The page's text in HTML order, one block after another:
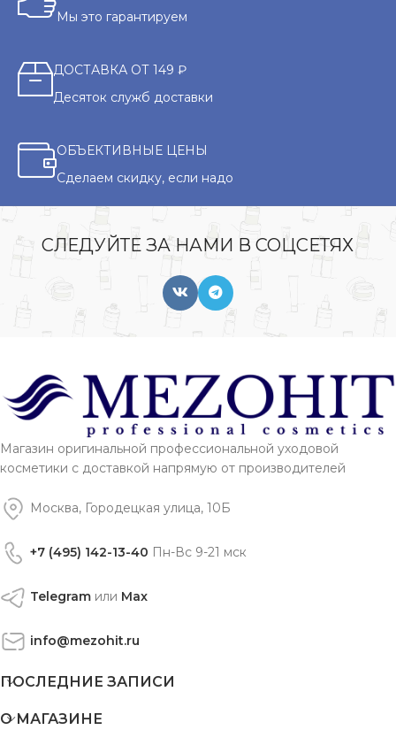
Мы это гарантируем
ДОСТАВКА ОТ 149 ₽
Десяток служб доставки
ОБЪЕКТИВНЫЕ ЦЕНЫ
Сделаем скидку, если надо
СЛЕДУЙТЕ ЗА НАМИ В СОЦСЕТЯХ
Магазин оригинальной профессиональной уходовой
косметики с доставкой напрямую от производителей
Москва, Городецкая улица, 10Б
+7 (495) 142-13-40 Пн-Вс 9-21 мск
Telegram или Max
info@mezohit.ru
ПОСЛЕДНИЕ ЗАПИСИ
О МАГАЗИНЕ